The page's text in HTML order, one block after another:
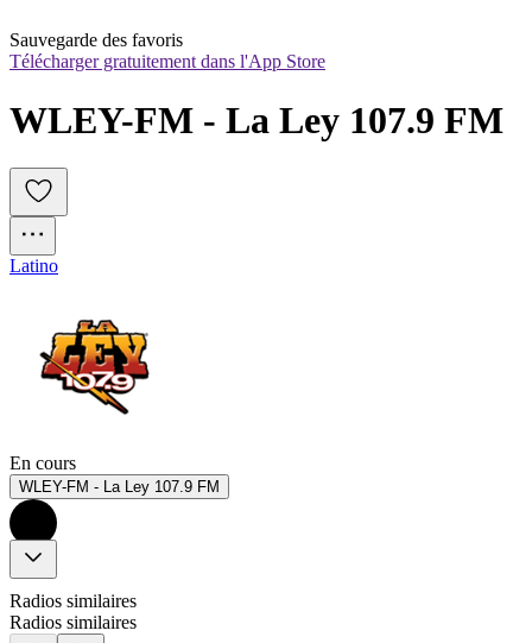
Sauvegarde des favoris
Télécharger gratuitement dans l'App Store
WLEY-FM - La Ley 107.9 FM
Latino
En cours
WLEY-FM - La Ley 107.9 FM
Radios similaires
Radios similaires